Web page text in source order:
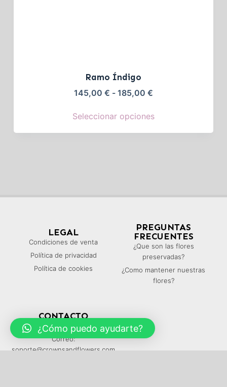
Ramo Índigo
145,00 € - 185,00 €
Seleccionar opciones
LEGAL
Condiciones de venta
Política de privacidad
Política de cookies
PREGUNTAS
FRECUENTES
¿Que son las flores
preservadas?
¿Como mantener nuestras
flores?
CONTACTO
Teléfono: (+34) 616 339 685
Correo:
soporte@crownsandflowers.com
¿Cómo puedo ayudarte?